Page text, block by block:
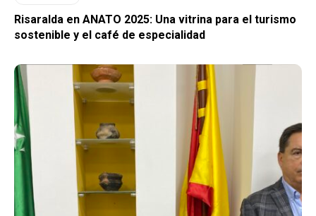
Risaralda en ANATO 2025: Una vitrina para el turismo
sostenible y el café de especialidad